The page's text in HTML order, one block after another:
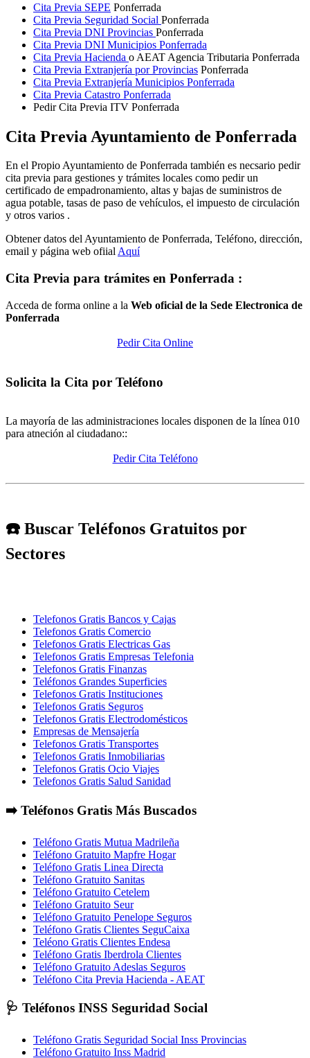
Cita Previa SEPE Ponferrada
Cita Previa Seguridad Social Ponferrada
Cita Previa DNI Provincias Ponferrada
Cita Previa DNI Municipios Ponferrada
Cita Previa Hacienda o AEAT Agencia Tributaria Ponferrada
Cita Previa Extranjería por Provincias Ponferrada
Cita Previa Extranjería Municipios Ponferrada
Cita Previa Catastro Ponferrada
Pedir Cita Previa ITV Ponferrada
Cita Previa Ayuntamiento de Ponferrada
En el Propio Ayuntamiento de Ponferrada también es necsario pedir
cita previa para gestiones y trámites locales como pedir un
certificado de empadronamiento, altas y bajas de suministros de
agua potable, tasas de paso de vehículos, el impuesto de circulación
y otros varios .
Obtener datos del Ayuntamiento de Ponferrada, Teléfono, dirección,
email y página web ofiialAquí
Cita Previa para trámites en Ponferrada :
Acceda de forma online a la Web oficial de la Sede Electronica de
Ponferrada
Pedir Cita Online
Solicita la Cita por Teléfono
La mayoría de las administraciones locales disponen de la línea 010
para atneción al ciudadano::
Pedir Cita Teléfono
☎️ Buscar Teléfonos Gratuitos por
Sectores
Telefonos Gratis Bancos y Cajas
Telefonos Gratis Comercio
Telefonos Gratis Electricas Gas
Telefonos Gratis Empresas Telefonia
Telefonos Gratis Finanzas
Teléfonos Grandes Superficies
Telefonos Gratis Instituciones
Telefonos Gratis Seguros
Telefonos Gratis Electrodomésticos
Empresas de Mensajería
Telefonos Gratis Transportes
Telefonos Gratis Inmobiliarias
Telefonos Gratis Ocio Viajes
Telefonos Gratis Salud Sanidad
➡️ Teléfonos Gratis Más Buscados
Teléfono Gratis Mutua Madrileña
Teléfono Gratuito Mapfre Hogar
Teléfono Gratis Linea Directa
Teléfono Gratuito Sanitas
Teléfono Gratuito Cetelem
Teléfono Gratuito Seur
Teléfono Gratuito Penelope Seguros
Teléfono Gratis Clientes SeguCaixa
Teléono Gratis Clientes Endesa
Teléfono Gratis Iberdrola Clientes
Teléfono Gratuito Adeslas Seguros
Teléfono Cita Previa Hacienda - AEAT
🩺 Teléfonos INSS Seguridad Social
Teléfono Gratis Seguridad Social Inss Provincias
Teléfono Gratuito Inss Madrid